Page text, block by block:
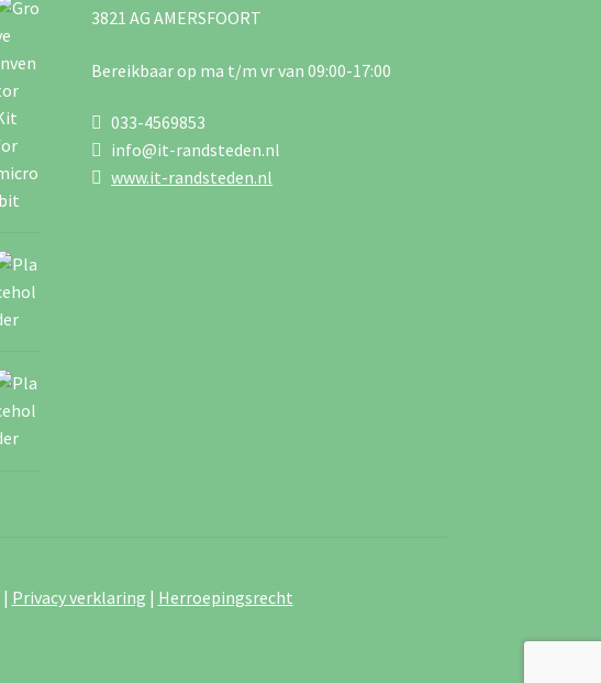
3821 AG AMERSFOORT
Bereikbaar op ma t/m vr van 09:00-17:00
033-4569853
info@it-randsteden.nl
www.it-randsteden.nl
| Privacy verklaring | Herroepingsrecht